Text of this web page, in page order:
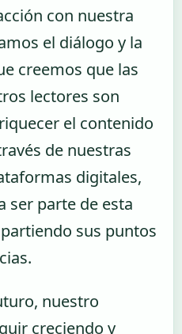
con nuestra
el diálogo y la
creemos que las
lectores son
el contenido
de nuestras
digitales,
ser parte de esta
sus puntos
nuestro
creciendo y